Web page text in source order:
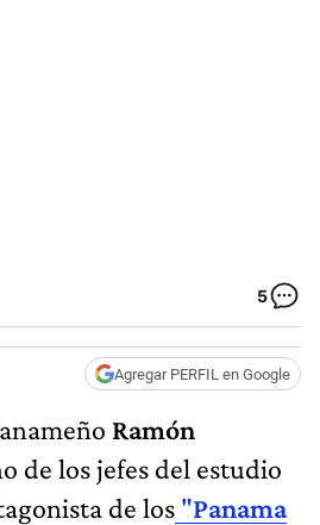
5
Agregar PERFIL en Google
Ramón
de los jefes del estudio
de los "Panama